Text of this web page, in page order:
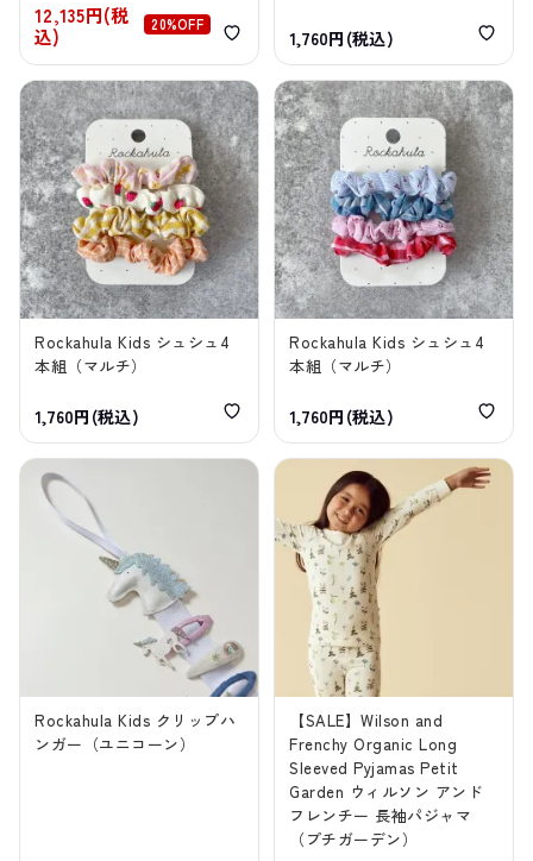
12,135円(税
込)
20%OFF
1,760円(税込)
Rockahula Kids シュシュ4
本組（マルチ）
1,760円(税込)
Rockahula Kids シュシュ4
本組（マルチ）
1,760円(税込)
Rockahula Kids クリップハ
ンガー（ユニコーン）
【SALE】Wilson and
Frenchy Organic Long
Sleeved Pyjamas Petit
Garden ウィルソン アンド
フレンチー 長袖パジャマ
（プチガーデン）